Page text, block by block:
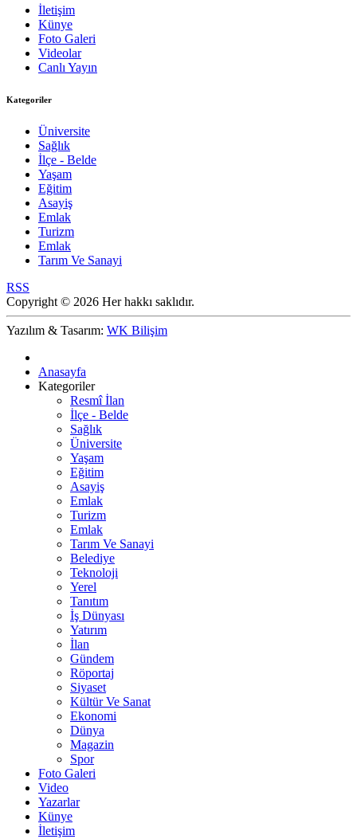
İletişim
Künye
Foto Galeri
Videolar
Canlı Yayın
Kategoriler
Üniversite
Sağlık
İlçe - Belde
Yaşam
Eğitim
Asayiş
Emlak
Turizm
Emlak
Tarım Ve Sanayi
RSS
Copyright © 2026 Her hakkı saklıdır.
Yazılım & Tasarım: WK Bilişim
Anasayfa
Kategoriler
Resmî İlan
İlçe - Belde
Sağlık
Üniversite
Yaşam
Eğitim
Asayiş
Emlak
Turizm
Emlak
Tarım Ve Sanayi
Belediye
Teknoloji
Yerel
Tanıtım
İş Dünyası
Yatırım
İlan
Gündem
Röportaj
Siyaset
Kültür Ve Sanat
Ekonomi
Dünya
Magazin
Spor
Foto Galeri
Video
Yazarlar
Künye
İletişim